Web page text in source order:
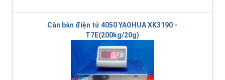
Cân bàn điện tử 4050 YAOHUA XK3190 -
T7E(200kg/20g)